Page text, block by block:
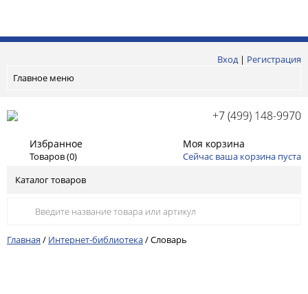
Вход| Регистрация
Главное меню
+7 (499) 148-9970
Избранное
Товаров (0)
Моя корзина
Сейчас ваша корзина пуста
Каталог товаров
Главная / Интернет-библиотека/Словарь